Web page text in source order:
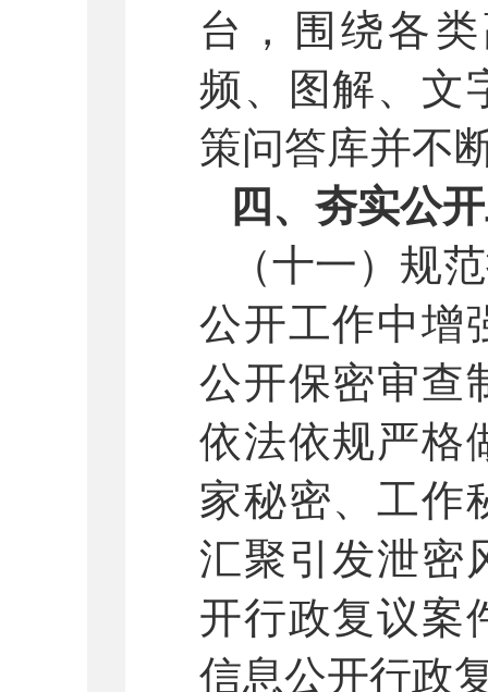
台，围绕各
频、图解、文
策问答库并不
四、夯实公
（十一）规
公开工作中增
公开保密审查
依法依规严格
家秘密、工作
汇聚引发泄密
开行政复议案
信息公开行政